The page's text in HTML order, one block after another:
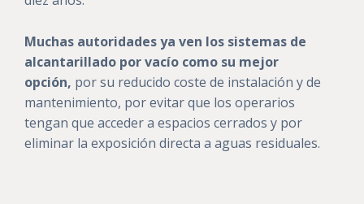
Muchas autoridades ya ven los sistemas de
alcantarillado por vacío como su mejor
opción, por su reducido coste de instalación y de
mantenimiento, por evitar que los operarios
tengan que acceder a espacios cerrados y por
eliminar la exposición directa a aguas residuales.